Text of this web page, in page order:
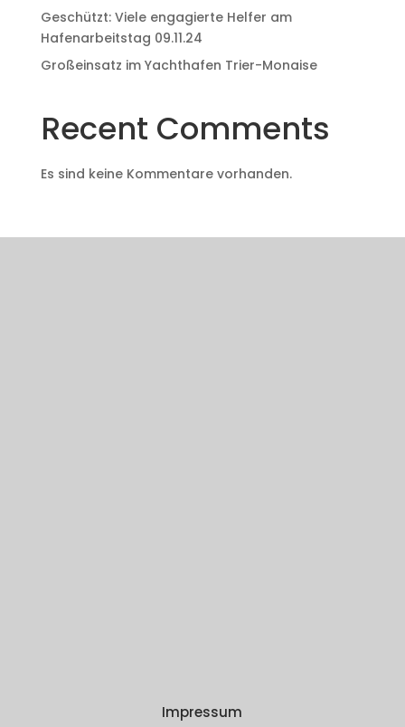
Geschützt: Viele engagierte Helfer am
Hafenarbeitstag 09.11.24
Großeinsatz im Yachthafen Trier-Monaise
Recent Comments
Es sind keine Kommentare vorhanden.
Impressum